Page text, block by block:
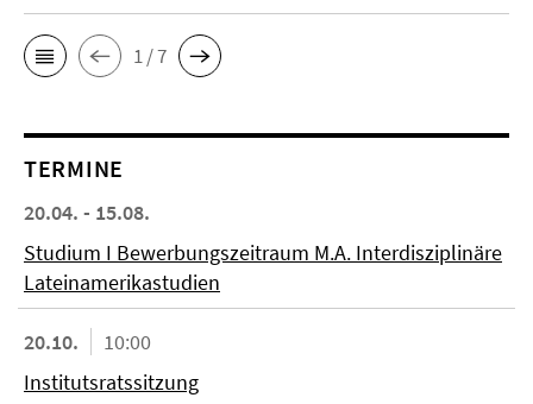
1 / 7
TERMINE
20.04. - 15.08.
Studium I Bewerbungszeitraum M.A. Interdisziplinäre
Lateinamerikastudien
20.10.
10:00
Institutsratssitzung